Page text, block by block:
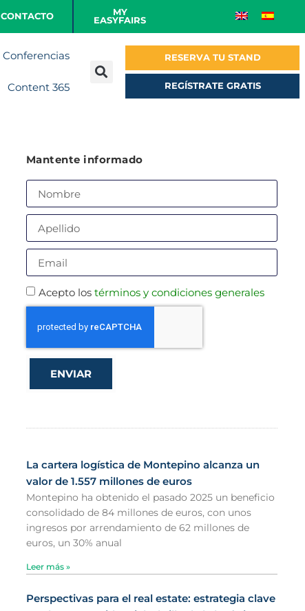
CONTACTO
MY
EASYFAIRS
Conferencias
Content 365
RESERVA TU STAND
REGÍSTRATE GRATIS
Mantente informado
Acepto los términos y condiciones generales
ENVIAR
La cartera logística de Montepino alcanza un
valor de 1.557 millones de euros
Montepino ha obtenido el pasado 2025 un beneficio
consolidado de 84 millones de euros, con unos
ingresos por arrendamiento de 62 millones de
euros, un 30% anual
Leer más »
Perspectivas para el real estate: estrategia clave